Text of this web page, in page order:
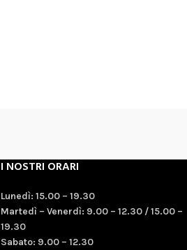
I NOSTRI ORARI
Lunedì: 15.00 – 19.30
Martedì – Venerdì: 9.00 – 12.30 / 15.00 –
19.30
Sabato: 9.00 – 12.30